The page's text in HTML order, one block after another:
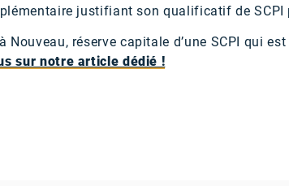
justifiant son qualificatif de SCPI
réserve capitale d’une SCPI qui
sur notre article dédié !